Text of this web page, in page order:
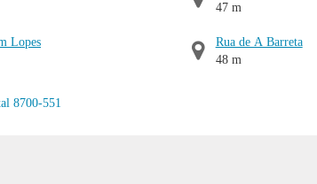
Lopes
47 m
Rua de A Barreta
48 m
8700-551